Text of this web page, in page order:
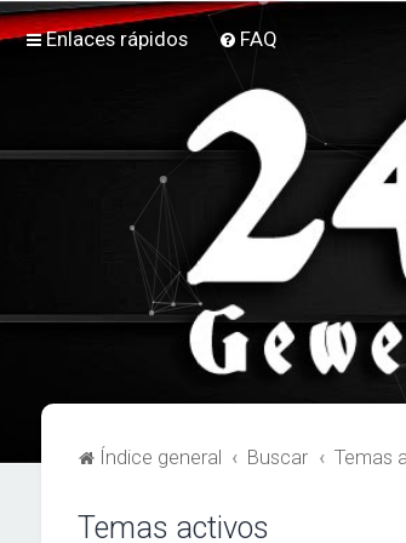
Enlaces rápidos FAQ
Índice general Buscar Temas
Temas activos